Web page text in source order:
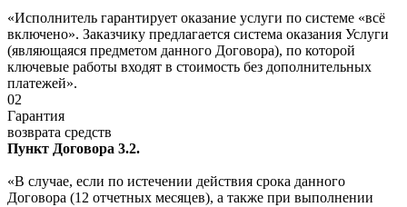
«Исполнитель гарантирует оказание услуги по системе «всё
включено». Заказчику предлагается система оказания Услуги
(являющаяся предметом данного Договора), по которой
ключевые работы входят в стоимость без дополнительных
платежей».
02
Гарантия
возврата средств
Пункт Договора 3.2.
«В случае, если по истечении действия срока данного
Договора (12 отчетных месяцев), а также при выполнении